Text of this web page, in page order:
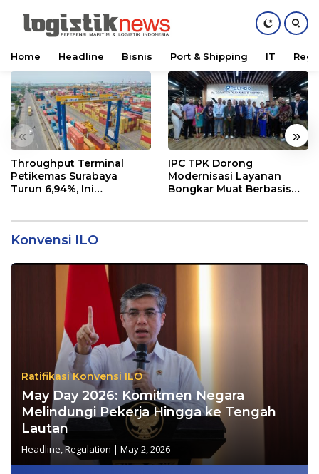
Skip
content
Home Headline Bisnis Port & Shipping IT
« »
Throughput Terminal
Petikemas Surabaya
Turun 6,94%, Ini
IPC TPK Dorong
Modernisasi Layanan
Bongkar Muat Berbasis
Konvensi ILO
Ratifikasi Konvensi ILO
May Day 2026: Komitmen Negara
Melindungi Pekerja Hingga ke Tengah
Lautan
Headline,Regulation | May 2, 2026